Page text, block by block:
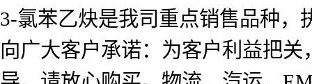
3-氯苯乙炔是我司重点销售品种
向广大客户承诺：为客户利益把